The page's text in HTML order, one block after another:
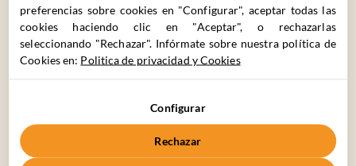
C. Cronos 63, 28037 Madrid
+34 910 061 582
Teléfono de Contacto*
preferencias sobre cookies en "Configurar", aceptar todas las
cookies haciendo clic en "Aceptar", o rechazarlas
seleccionando "Rechazar". Infórmate sobre nuestra política de
Cookies en: Politica de privacidad y Cookies
Configurar
Rechazar